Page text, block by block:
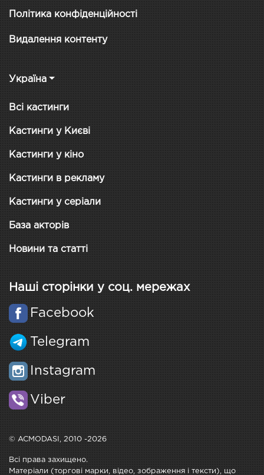
Політика конфіденційності
Видалення контенту
Україна
Всі кастинги
Кастинги у Києві
Кастинги у кіно
Кастинги в рекламу
Кастинги у серіали
База акторів
Новини та статті
Наші сторінки у соц. мережах
Facebook
Telegram
Instagram
Viber
© ACMODASI, 2010 -2026
Всі права захищено.
Матеріали (торгові марки, відео, зображення і тексти), що